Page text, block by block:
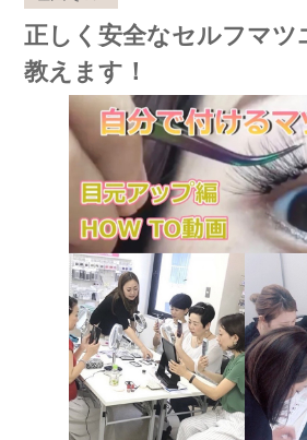
正しく安全なセルフマツ
教えます！